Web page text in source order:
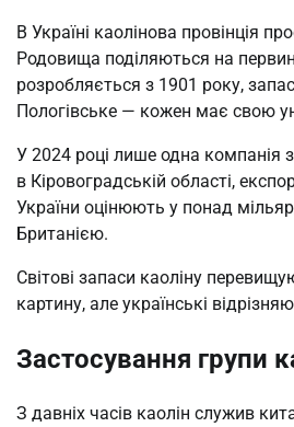
В Україні каолінова провінція
Родовища поділяються на
розробляється з 1901 року,
Пологівське — кожен має свою
У 2024 році лише одна компанія
в Кіровоградській області,
України оцінюють у понад
Британією.
Світові запаси каоліну
картину, але українські
Застосування групи
З давніх часів каолін служив